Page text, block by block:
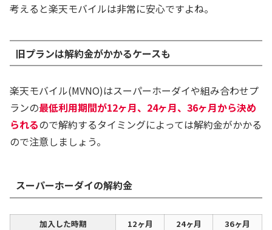
考えると楽天モバイルは非常に安心ですよね。
旧プランは解約金がかかるケースも
楽天モバイル(MVNO)はスーパーホーダイや組み合わせプ
ランの最低利用期間が12ヶ月、24ヶ月、36ヶ月から決め
られるので解約するタイミングによっては解約金がかかる
ので注意しましょう。
スーパーホーダイの解約金
加入した時期 12ヶ月 24ヶ月
36ヶ月